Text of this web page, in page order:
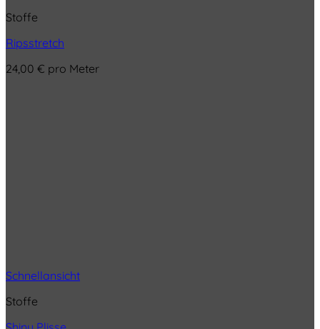
Stoffe
Ripsstretch
24,00 € pro Meter
Schnellansicht
Stoffe